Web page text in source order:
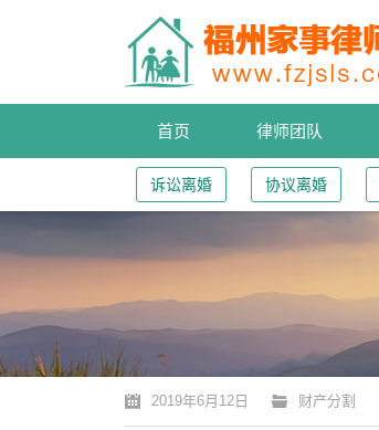
首页 律师团队
诉讼离婚 协议离婚
2019年6月12日 财产分割